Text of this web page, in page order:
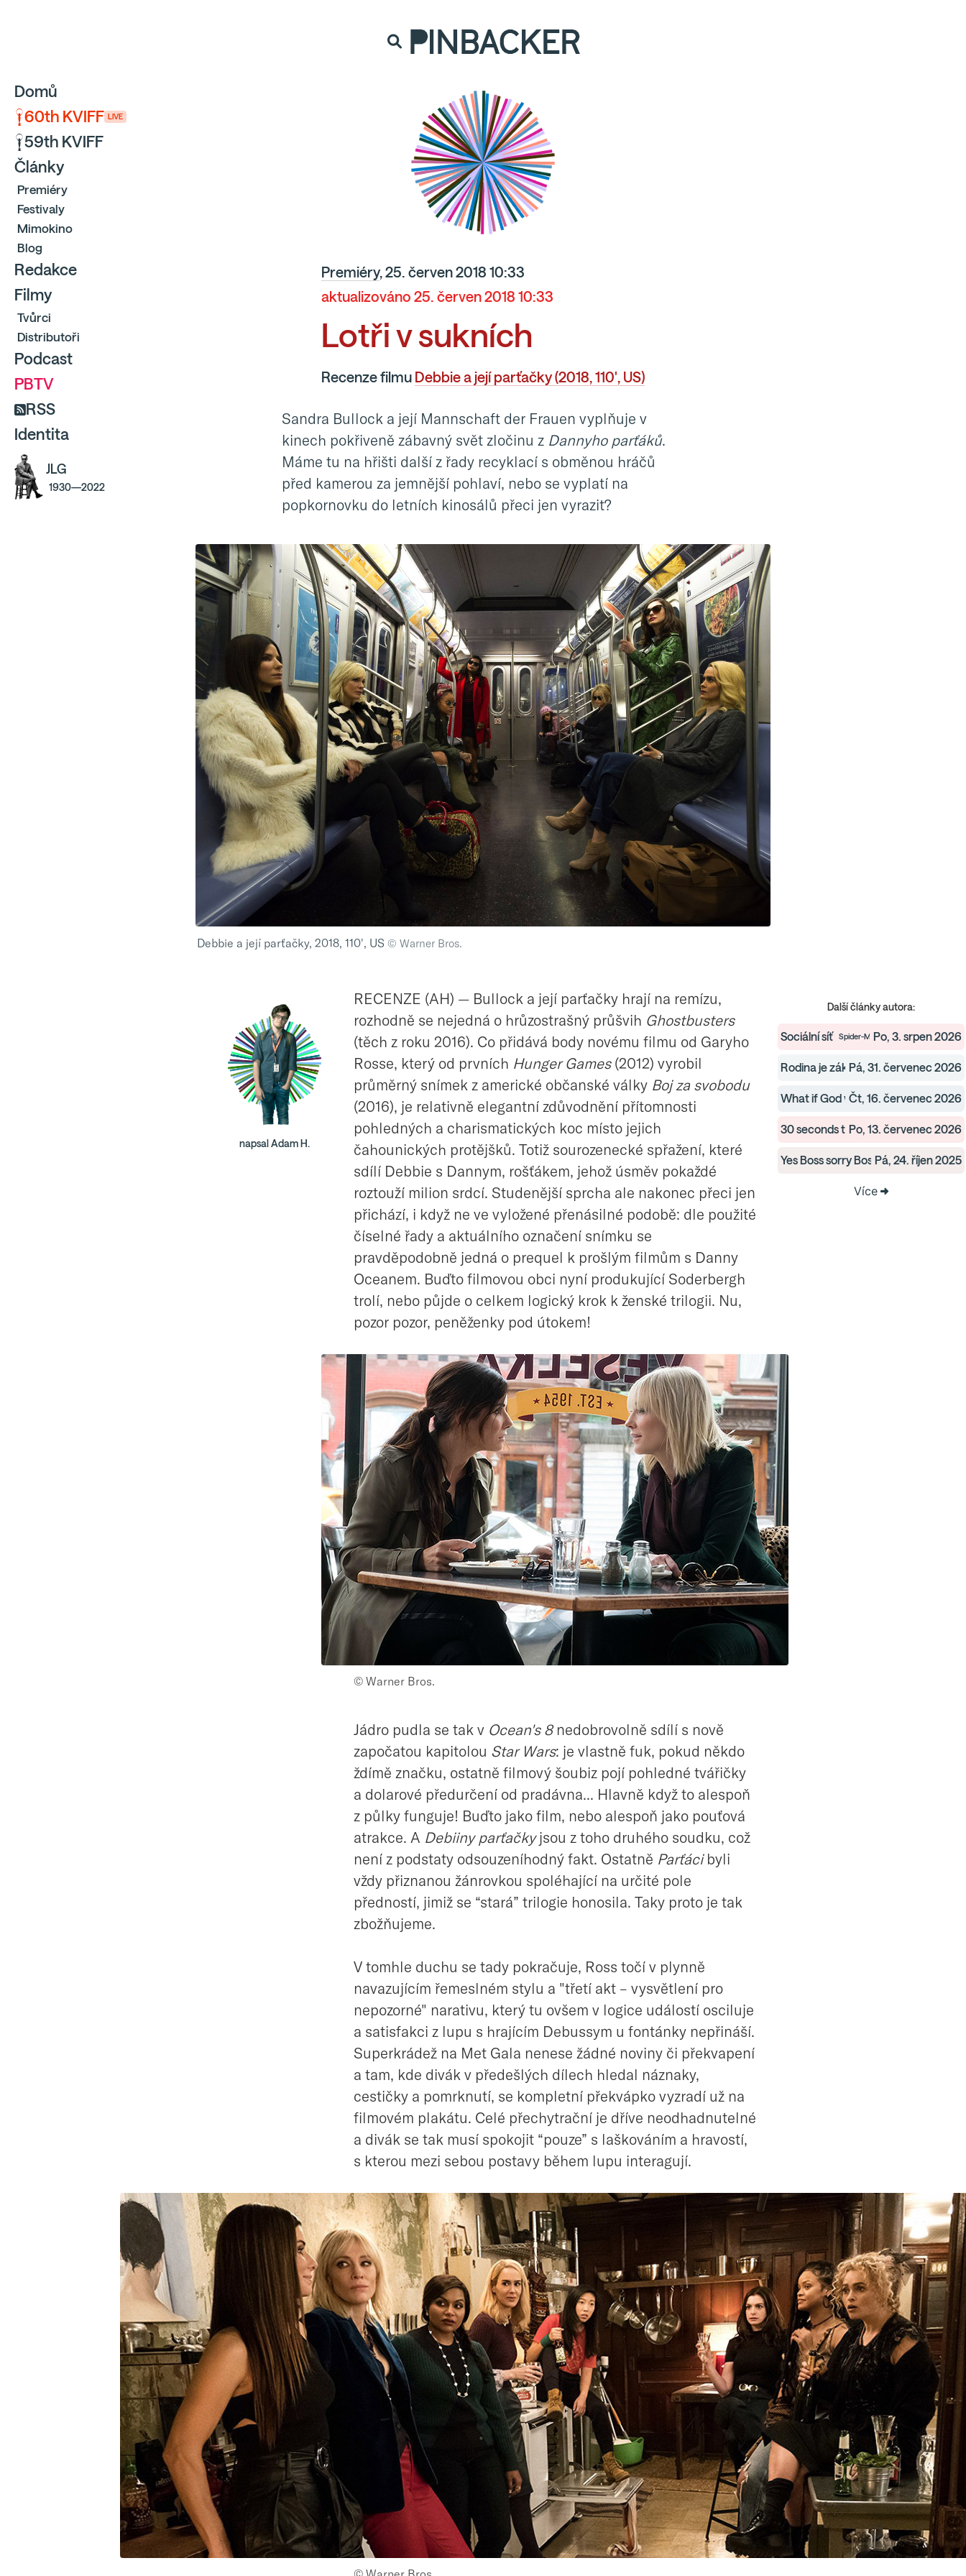
PINBACKER
Domů
60th KVIFF LIVE
59th KVIFF
Články
Premiéry
Festivaly
Mimokino
Blog
Redakce
Filmy
Tvůrci
Distributoři
Podcast
PBTV
RSS
Identita
JLG
1930—2022
Premiéry, 25. červen 2018 10:33
aktualizováno 25. červen 2018 10:33
Lotři v sukních
Recenze filmu Debbie a její parťačky (2018, 110', US)
Sandra Bullock a její Mannschaft der Frauen vyplňuje v
kinech pokřiveně zábavný svět zločinu z Dannyho parťáků.
Máme tu na hřišti další z řady recyklací s obměnou hráčů
před kamerou za jemnější pohlaví, nebo se vyplatí na
popkornovku do letních kinosálů přeci jen vyrazit?
Debbie a její parťačky, 2018, 110', US © Warner Bros.
napsal Adam H.
Další články autora:
Sociální síť Spider-Man: Zbrusu nový den —
Po, 3. srpen 2026
Rodina je základ státu Fjord — Festivaly
Pá, 31. červenec 2026
What if God was one of us? Odyssea —
Čt, 16. červenec 2026
30 seconds to zvracení Tron: Ares —
Po, 13. červenec 2026
Yes Boss sorry Boss Springsteen:
Pá, 24. říjen 2025
Více
RECENZE (AH) — Bullock a její parťačky hrají na remízu,
rozhodně se nejedná o hrůzostrašný průšvih Ghostbusters
(těch z roku 2016). Co přidává body novému filmu od Garyho
Rosse, který od prvních Hunger Games(2012) vyrobil
průměrný snímek z americké občanské války Boj za svobodu
(2016), je relativně elegantní zdůvodnění přítomnosti
pohledných a charismatických koc místo jejich
čahounických protějšků. Totiž sourozenecké spřažení, které
sdílí Debbie s Dannym, rošťákem, jehož úsměv pokaždé
roztouží milion srdcí. Studenější sprcha ale nakonec přeci jen
přichází, i když ne ve vyložené přenásilné podobě: dle použité
číselné řady a aktuálního označení snímku se
pravděpodobně jedná o prequel k prošlým filmům s Danny
Oceanem. Buďto filmovou obci nyní produkující Soderbergh
trolí, nebo půjde o celkem logický krok k ženské trilogii. Nu,
pozor pozor, peněženky pod útokem!
© Warner Bros.
Jádro pudla se tak v Ocean's 8nedobrovolně sdílí s nově
započatou kapitolou Star Wars: je vlastně fuk, pokud někdo
ždímě značku, ostatně filmový šoubiz pojí pohledné tvářičky
a dolarové předurčení od pradávna... Hlavně když to alespoň
z půlky funguje! Buďto jako film, nebo alespoň jako pouťová
atrakce. A Debiiny parťačkyjsou z toho druhého soudku, což
není z podstaty odsouzeníhodný fakt. Ostatně Parťácibyli
vždy přiznanou žánrovkou spoléhající na určité pole
předností, jimiž se “stará” trilogie honosila. Taky proto je tak
zbožňujeme.
V tomhle duchu se tady pokračuje, Ross točí v plynně
navazujícím řemeslném stylu a "třetí akt – vysvětlení pro
nepozorné" narativu, který tu ovšem v logice událostí osciluje
a satisfakci z lupu s hrajícím Debussym u fontánky nepřináší.
Superkrádež na Met Gala nenese žádné noviny či překvapení
a tam, kde divák v předešlých dílech hledal náznaky,
cestičky a pomrknutí, se kompletní překvápko vyzradí už na
filmovém plakátu. Celé přechytrační je dříve neodhadnutelné
a divák se tak musí spokojit “pouze” s laškováním a hravostí,
s kterou mezi sebou postavy během lupu interagují.